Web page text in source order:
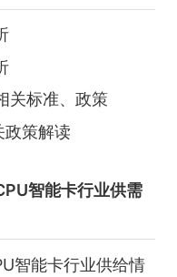
关标准、政策
政策解读
智能卡行业供需
智能卡行业供给情